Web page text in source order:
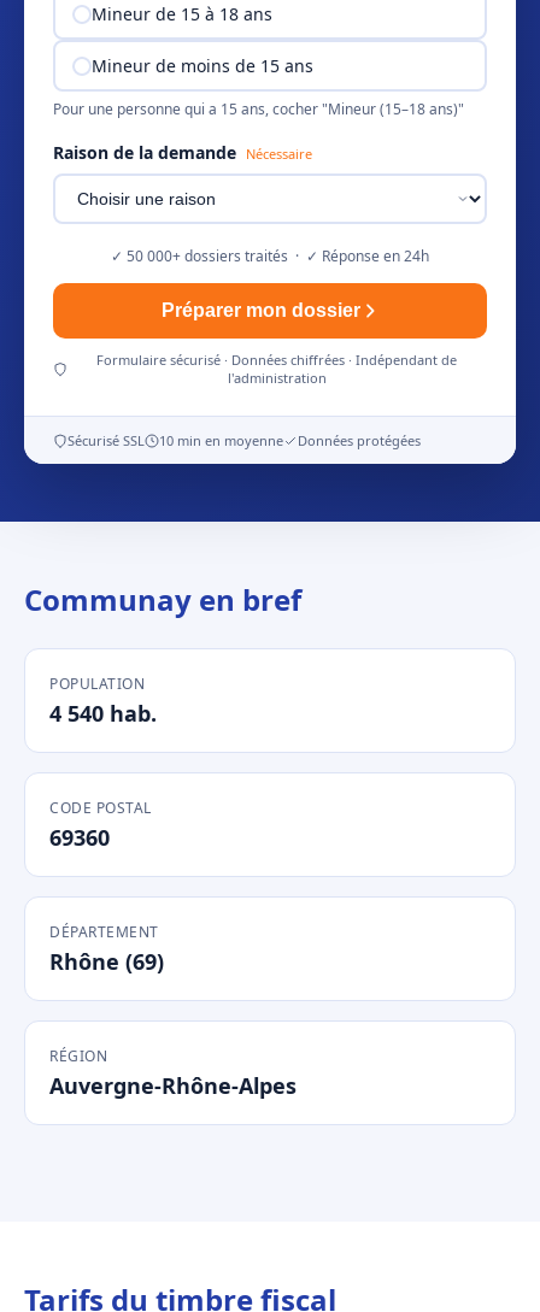
Mineur de 15 à 18 ans
Mineur de moins de 15 ans
Pour une personne qui a 15 ans, cocher "Mineur (15–18 ans)"
Raison de la demande Nécessaire
✓ 50 000+ dossiers traités · ✓ Réponse en 24h
Préparer mon dossier
Formulaire sécurisé · Données chiffrées · Indépendant de
l'administration
Sécurisé SSL 10 min en moyenne Données protégées
Communay en bref
POPULATION
4 540 hab.
CODE POSTAL
69360
DÉPARTEMENT
Rhône (69)
RÉGION
Auvergne-Rhône-Alpes
Tarifs du timbre fiscal